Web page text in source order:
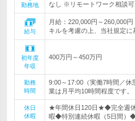
勤務地
なし ※リモートワーク相談可
給与
月給：220,000円～260,000
キルを考慮の上、当社規定に
初年度
年収
400万円～450万円
勤務
時間
9:00～17:00（実働7時間／
業は月平均10時間程度です。
休日
休暇
★年間休日120日★◆完全週
暇◆特別連続休暇（5日間）